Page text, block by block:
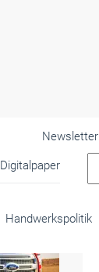
Digitalpaper
Newsletter
Handwerkspolitik